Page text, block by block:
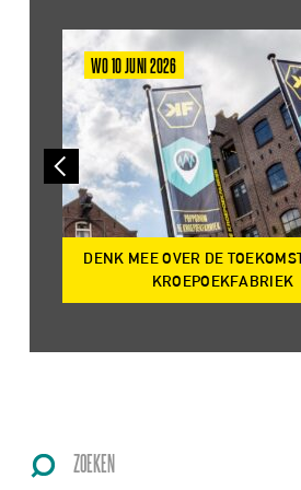
WO 10 JUNI 2026
DENK MEE OVER DE
KROEPOEKFABRIEK